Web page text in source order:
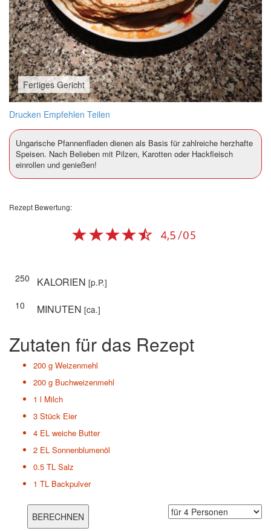
Fertiges Gericht
Drucken Empfehlen Teilen
Ungarische Pfannenfladen dienen als Basis für zahlreiche herzhafte
Speisen. Nach Belieben mit Pilzen, Karotten oder Hackfleisch
einrollen und genießen!
Rezept Bewertung:
250 KALORIEN [p.P.]
10
MINUTEN [ca.]
Zutaten für das Rezept
200 g Weizenmehl
200 g Buchweizenmehl
1 l Milch
3 Stück Eier
4 EL weiche Butter
2 EL Sonnenblumenöl
0.5 TL Salz
1 TL Backpulver